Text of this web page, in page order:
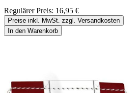
Regulärer Preis: 16,95 €
Preise inkl. MwSt. zzgl. Versandkosten
In den Warenkorb